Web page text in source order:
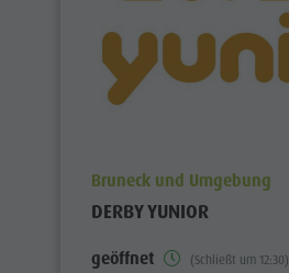
aria.poi_location_prefix
Bruneck und Umgebung
DERBY YUNIOR
geöffnet (Schließt um 12:30)